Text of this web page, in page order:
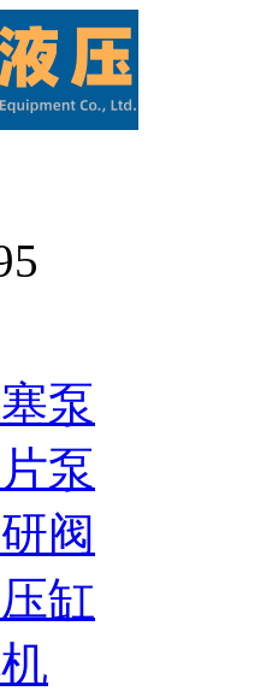
泵
泵
阀
缸